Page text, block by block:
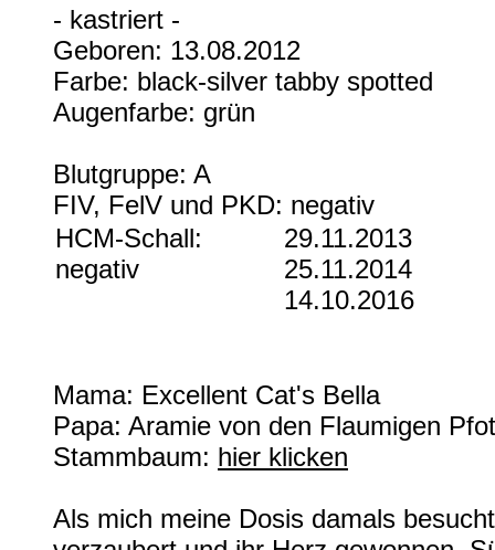
- kastriert -
Geboren: 13.08.2012
Farbe: black-silver tabby spotted
Augenfarbe: grün
Blutgruppe: A
FIV, FelV und PKD: negativ
HCM-Schall:
negativ
29.11.2013
25.11.2014
14.10.2016
Mama: Excellent Cat's Bella
Papa: Aramie von den Flaumigen
Stammbaum: hier klicken
Als mich meine Dosis damals